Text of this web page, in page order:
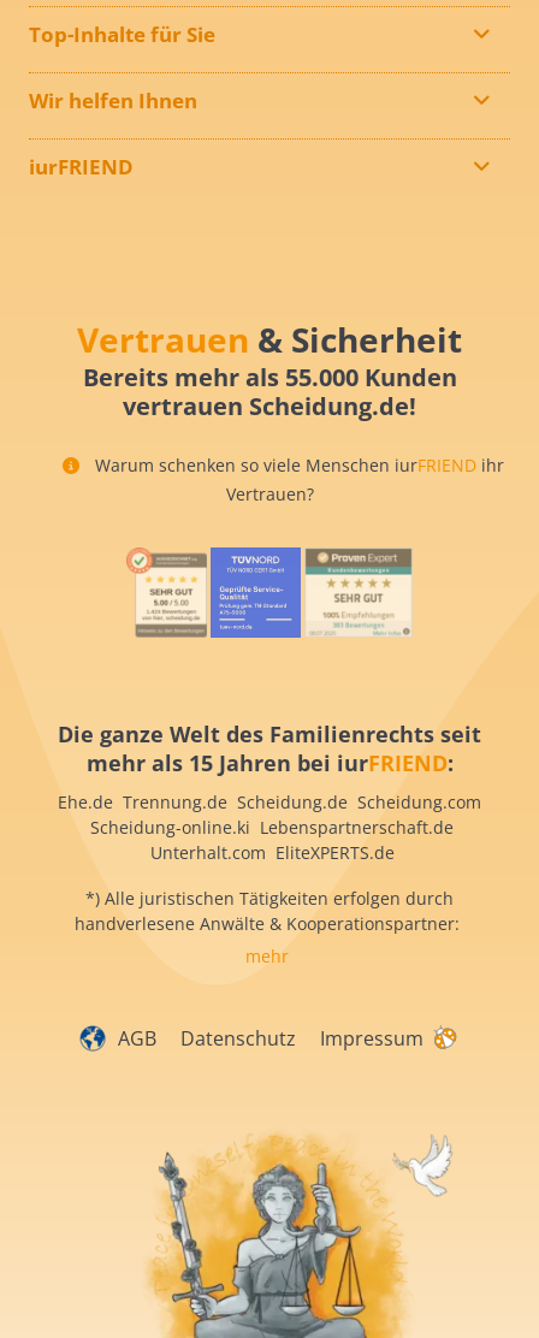
Top-Inhalte für Sie
Wir helfen Ihnen
iurFRIEND
Vertrauen & Sicherheit
Bereits mehr als 55.000 Kunden
vertrauen Scheidung.de!
Warum schenken so viele Menschen iurFRIEND ihr
Vertrauen?
Die ganze Welt des Familienrechts seit
mehr als 15 Jahren bei iurFRIEND:
Ehe.de Trennung.de Scheidung.de Scheidung.com
Scheidung-online.ki Lebenspartnerschaft.de
Unterhalt.com EliteXPERTS.de
*) Alle juristischen Tätigkeiten erfolgen durch
handverlesene Anwälte & Kooperationspartner:
mehr
AGB Datenschutz Impressum